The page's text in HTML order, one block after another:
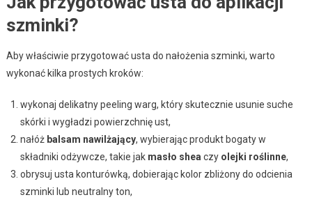
szminki?
Aby właściwie przygotować usta do nałożenia szminki, warto
wykonać kilka prostych kroków:
wykonaj delikatny peeling warg, który skutecznie usunie suche
skórki i wygładzi powierzchnię ust,
nałóż balsam nawilżający, wybierając produkt bogaty w
składniki odżywcze, takie jak masło shea czy olejki roślinne,
obrysuj usta konturówką, dobierając kolor zbliżony do odcienia
szminki lub neutralny ton,